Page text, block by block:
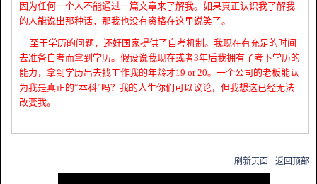
因为任何一个人不能通过一篇文章来了解我。如果真正认识我了解我
的人能说出那种话，那我也没有资格在这里说笑了。
至于学历的问题，还好国家提供了自考机制。我现在有充足的时间
去准备自考而拿到学历。假设说我现在或者3年后我拥有了考下学历的
能力，拿到学历出去找工作我的年龄才19 or 20。一个公司的老板能认
为我是真正的“本科”吗？我的人生你们可以议论，但我想这已经无法
改变我。
刷新页面 返回顶部